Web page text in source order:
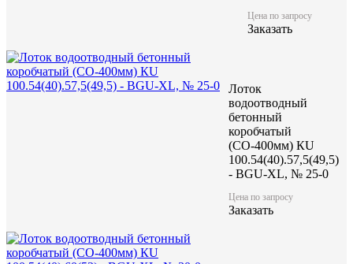
Цену уточняйте у менеджера
Заказать
1000
Высота (H), мм
Масса, кг
Цена по запросу
Заказать
Лоток
водоотводный
бетонный
коробчатый
(СО-400мм) КU
100.54(40).57,5(49,5)
- BGU-XL, № 25-0
Цена по запросу
Заказать